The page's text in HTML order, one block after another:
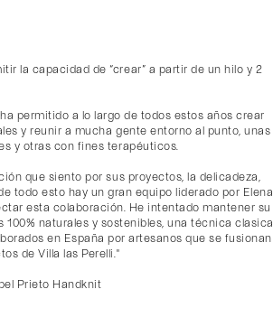
la capacidad de “crear” a partir de un hilo y 2
permitido a lo largo de todos estos años crear
y reunir a mucha gente entorno al punto, unas
y otras con fines terapéuticos.
que siento por sus proyectos, la delicadeza,
todo esto hay un gran equipo liderado por Elena
esta colaboración. He intentado mantener su
naturales y sostenibles, una técnica clasica
en España por artesanos que se fusionan
de Villa las Perelli."
Prieto Handknit